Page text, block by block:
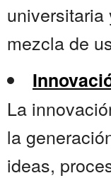
mezcla de
La
la
ideas,